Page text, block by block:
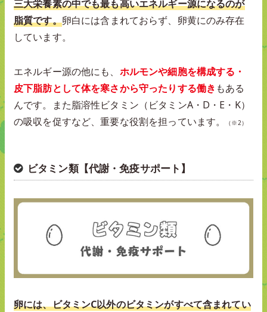
三大栄養素の中でも最も高いエネルギー源になるのが
脂質です。卵白には含まれておらず、卵黄にのみ存在
しています。
エネルギー源の他にも、 ホルモンや細胞を構成する・
皮下脂肪として体を寒さから守ったりする働き もある
んです。また脂溶性ビタミン（ビタミンA・D・E・K）
の吸収を促すなど、重要な役割を担っています。
（※2）
ビタミン類【代謝・免疫サポート】
卵には、ビタミンC以外のビタミンがすべて含まれてい